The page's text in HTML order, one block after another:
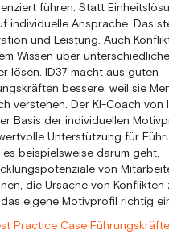
führen. Statt
individuelle Ansprache. Das
und Leistung. Auch
Wissen über
lösen. ID37 macht aus guten
bessere, weil sie
verstehen. Der KI-Coach von
Basis der individuellen
Unterstützung für
es beispielsweise darum geht,
von
die Ursache von Konflikten
eigene Motivprofil richtig
Practice Case